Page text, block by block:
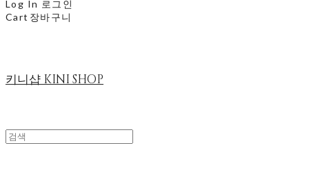
Log In 로그인
Cart 장바구니
키니샵 KINI SHOP